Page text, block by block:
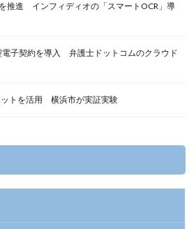
推進 インフィディオの「スマートOCR」導
子契約を導入 弁護士ドットコムのクラウド
トを活用 横浜市が実証実験